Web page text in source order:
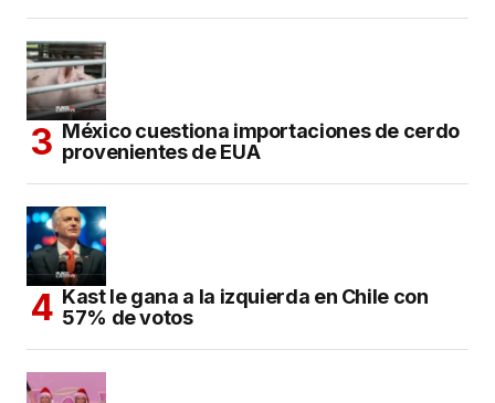
México cuestiona importaciones de cerdo
provenientes de EUA
Kast le gana a la izquierda en Chile con
57% de votos